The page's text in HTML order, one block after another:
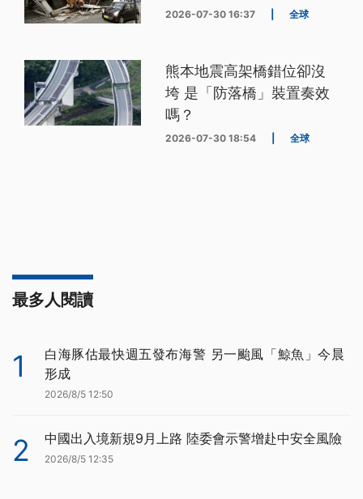
2026-07-30 16:37 全球
熊本地震高架橋錯位卻沒
垮 是「防落橋」裝置奏效
嗎？
2026-07-30 18:54 全球
最多人閱讀
1
白海豚估最快週五發布海警 另一颱風「鯨魚」今晨
形成
2026/8/5 12:50
2 中國出入境新規9月上路 陸委會示警增赴中安全風險
2026/8/5 12:35